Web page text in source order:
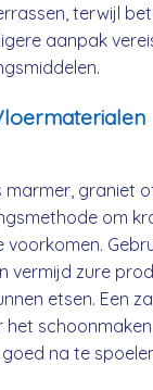
terwijl
aanpak
graniet
om
voorkomen.
vermijd zure
etsen. Een
het
na te